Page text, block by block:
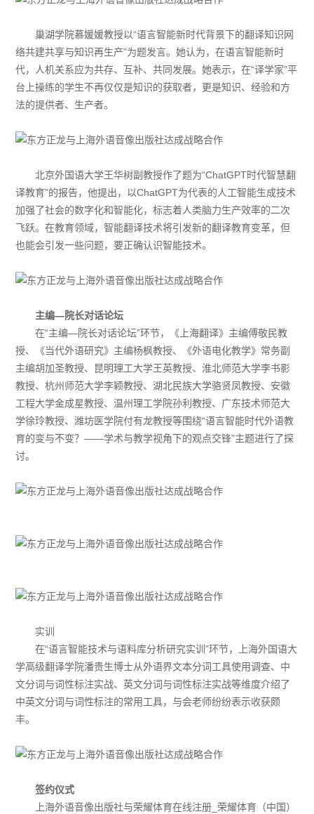
巢湖学院慕媛媛教授以“语言智能新时代背景下的翻译知识网
络共建共享与知识再生产”为题发言。她认为，在语言智能新时
代，人机关系应为共存、互补、共同发展。她表示，在“译学家”平
台上操练的学生不再仅仅是知识的获取者，更是知识、经验和方
法的提供者、生产者。
北京外国语大学王华树副教授作了题为“ChatGPT时代智慧翻
译教育”的报告，他提出，以ChatGPT为代表的人工智能生成技术
加强了社会的数字化和智能化，标志着人类脑力生产效率的二次
飞跃。在教育领域，智能翻译技术将引发新的翻译教育变革，但
也能会引发一些问题，要正确认识智能技术。
主编—院长对话论坛
在“主编—院长对话论坛”环节，《上海翻译》主编傅敬民教
授、《当代外语研究》主编杨枫教授、《外语电化教学》常务副
主编胡加圣教授、昆明理工大学王英教授、淮北师范大学李书影
教授、杭州师范大学李颖教授、湖北民族大学骆贤凤教授、安徽
工程大学金成星教授、温州理工学院孙利教授、广东技术师范大
学徐玲教授、潍坊医学院付有龙教授等围绕“语言智能时代外语教
育的变与不变？——学术与教学视角下的观点交锋”主题进行了探
讨。
实训
在“语言智能技术与语料库分析研究实训”环节，上海外国语大
学高级翻译学院潘贵生博士从外语界文本分词工具使用调查、中
文分词与词性标注实战、英文分词与词性标注实战等维度介绍了
中英文分词与词性标注的常用工具，与会老师纷纷表示收获颇
丰。
签约仪式
上海外语音像出版社与荣耀体育在线注册_荣耀体育（中国）